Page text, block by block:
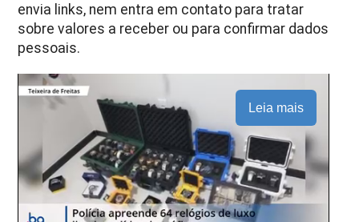
envia links, nem entra em contato para tratar
sobre valores a receber ou para confirmar dados
pessoais.
Leia mais